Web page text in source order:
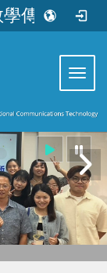
國立臺北教育大學-課程與教學傳播科技研究所